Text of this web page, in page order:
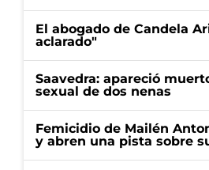
El abogado de Candela
aclarado"
Saavedra: apareció
sexual de dos nenas
Femicidio de Mailén
y abren una pista sobre